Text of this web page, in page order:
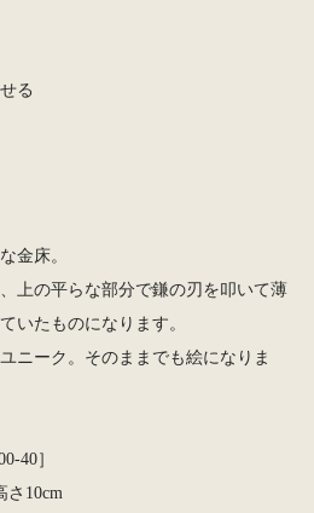
る
金床。
上の平らな部分で鎌の刃を叩いて薄
いたものになります。
ニーク。そのままでも絵になりま
40］
さ10cm